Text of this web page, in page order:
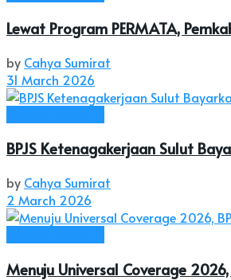
Lewat Program PERMATA,
by Cahya Sumirat
31 March 2026
BPJS Ketenagakerjaan Sulut
by Cahya Sumirat
2 March 2026
Menuju Universal Coverage